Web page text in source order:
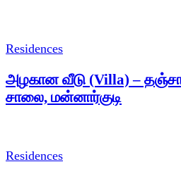
Residences
அழகான வீடு (Villa) –
சாலை, மன்னார்குடி
Residences